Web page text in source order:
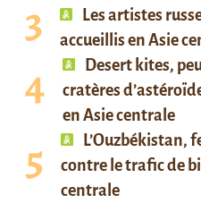
Les artistes
accueillis en Asie
Desert kites,
cratères
en Asie centrale
L’Ouzbékistan,
contre le trafic de
centrale